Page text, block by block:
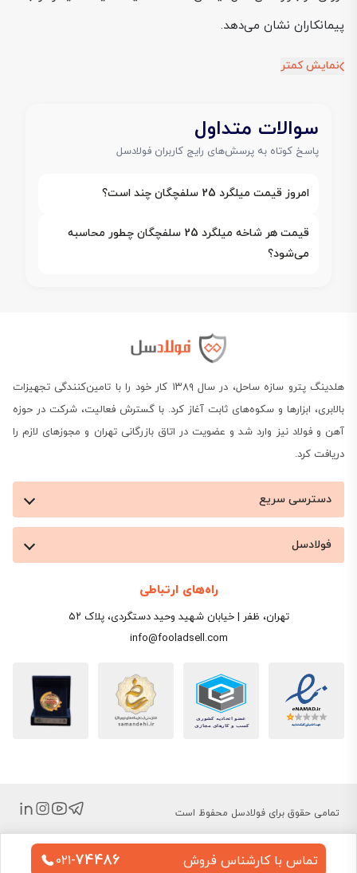
پیمانکاران نشان می‌دهد.
نمایش کمتر
سوالات متداول
پاسخ کوتاه به پرسش‌های رایج کاربران فولادسل
امروز قیمت میلگرد 25 سلفچگان چند است؟
قیمت هر شاخه میلگرد 25 سلفچگان چطور محاسبه
می‌شود؟
هلدینگ پترو سازه ساحل، در سال ۱۳۸۹ کار خود را با تامین‌کنندگی تجهیزات
بالابری، ابزارها و سکوه‌های ثابت آغاز کرد. با گسترش فعالیت، شرکت در حوزه
آهن و فولاد نیز وارد شد و عضویت در اتاق بازرگانی تهران و مجوزهای لازم را
دریافت کرد.
دسترسی سریع
فولادسل
راه‌های ارتباطی
تهران، ظفر | خیابان شهید وحید دستگردی، پلاک ۵۲
info@fooladsell.com
تمامی حقوق برای فولادسل محفوظ است
تماس با کارشناس فروش 021-74486